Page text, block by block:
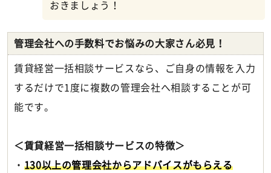
おきましょう！
管理会社への手数料でお悩みの大家さん必見！
賃貸経営一括相談サービスなら、ご自身の情報を入力
するだけで1度に複数の管理会社へ相談することが可
能です。
＜賃貸経営一括相談サービスの特徴＞
・ 130以上の管理会社からアドバイスがもらえる